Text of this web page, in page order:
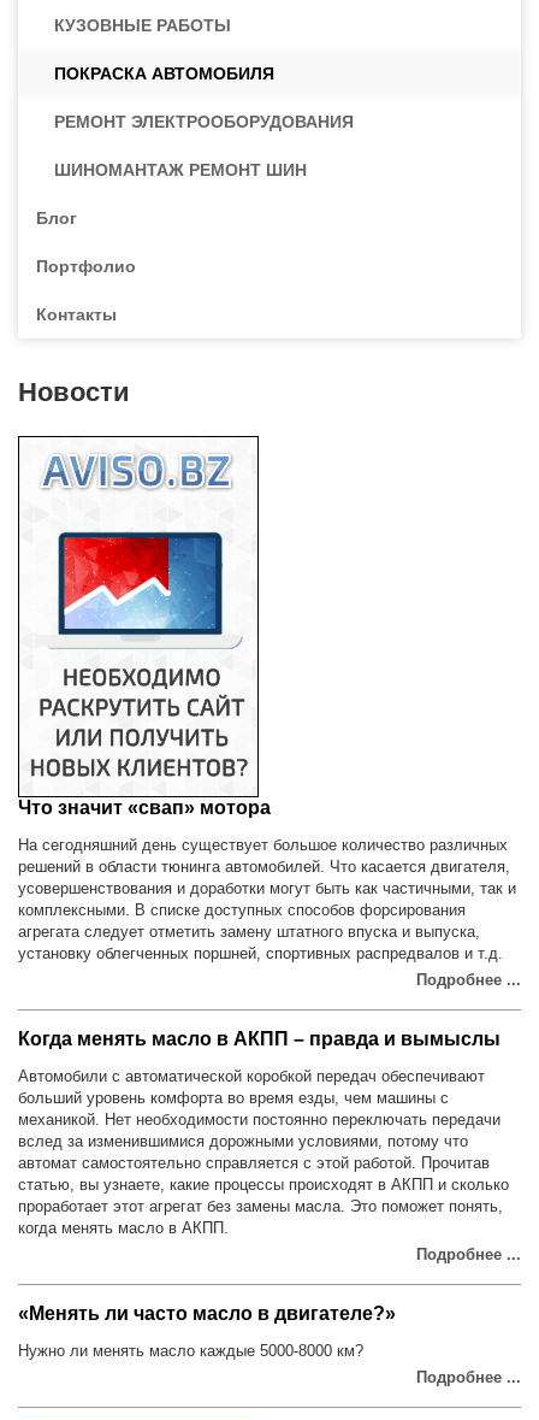
КУЗОВНЫЕ РАБОТЫ
ПОКРАСКА АВТОМОБИЛЯ
РЕМОНТ ЭЛЕКТРООБОРУДОВАНИЯ
ШИНОМАНТАЖ РЕМОНТ ШИН
Блог
Портфолио
Контакты
Новости
Что значит «свап» мотора
На сегодняшний день существует большое количество различных
решений в области тюнинга автомобилей. Что касается двигателя,
усовершенствования и доработки могут быть как частичными, так и
комплексными. В списке доступных способов форсирования
агрегата следует отметить замену штатного впуска и выпуска,
установку облегченных поршней, спортивных распредвалов и т.д.
Подробнее ...
Когда менять масло в АКПП – правда и вымыслы
Автомобили с автоматической коробкой передач обеспечивают
больший уровень комфорта во время езды, чем машины с
механикой. Нет необходимости постоянно переключать передачи
вслед за изменившимися дорожными условиями, потому что
автомат самостоятельно справляется с этой работой. Прочитав
статью, вы узнаете, какие процессы происходят в АКПП и сколько
проработает этот агрегат без замены масла. Это поможет понять,
когда менять масло в АКПП.
Подробнее ...
«Менять ли часто масло в двигателе?»
Нужно ли менять масло каждые 5000-8000 км?
Подробнее ...